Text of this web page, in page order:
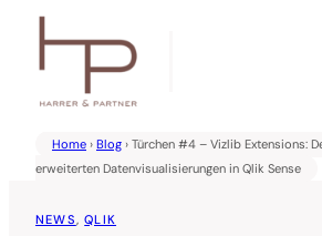
Inhalt
springen
Home › Blog › Türchen #4 – Vizlib Extensions:
erweiterten Datenvisualisierungen in Qlik Sense
NEWS, QLIK